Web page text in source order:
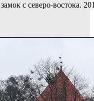
с северо-востока.